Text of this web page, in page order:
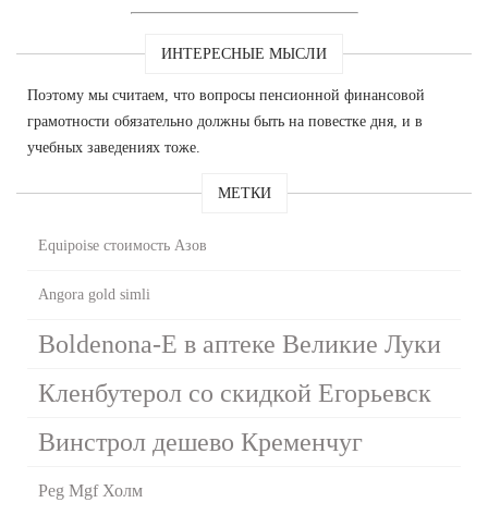
ИНТЕРЕСНЫЕ МЫСЛИ
Поэтому мы считаем, что вопросы пенсионной финансовой
грамотности обязательно должны быть на повестке дня, и в
учебных заведениях тоже.
МЕТКИ
Equipoise стоимость Азов
Angora gold simli
Boldenona-E в аптеке Великие Луки
Кленбутерол со скидкой Егорьевск
Винстрол дешево Кременчуг
Peg Mgf Холм